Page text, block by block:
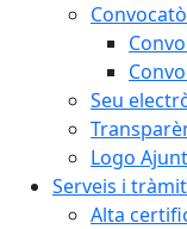
Seu
Logo
Serveis i
Alta